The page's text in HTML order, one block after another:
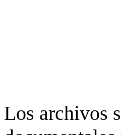
Los archivos